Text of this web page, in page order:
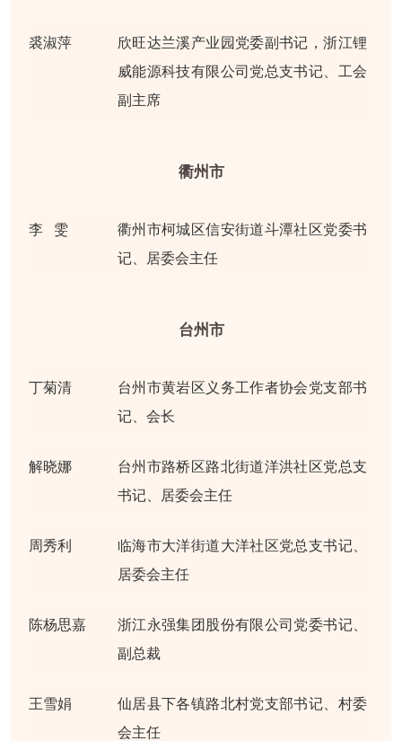
裘淑萍
欣旺达兰溪产业园党委副书记，浙江锂
威能源科技有限公司党总支书记、工会
副主席
衢州市
李 雯
衢州市柯城区信安街道斗潭社区党委书
记、居委会主任
台州市
丁菊清
台州市黄岩区义务工作者协会党支部书
记、会长
解晓娜
台州市路桥区路北街道洋洪社区党总支
书记、居委会主任
周秀利
临海市大洋街道大洋社区党总支书记、
居委会主任
陈杨思嘉
浙江永强集团股份有限公司党委书记、
副总裁
王雪娟
仙居县下各镇路北村党支部书记、村委
会主任